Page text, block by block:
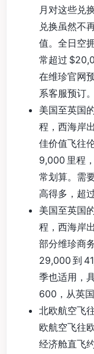
月对这些兑
兑换虽然不
值。全日空
常超过
在维珍官网
系客服预订。
美国至英国
程，西海岸
佳价值飞往
9,000 里程
常划算。需
高得多，超
美国至英国
程，西海岸
部分维珍商
29,000 到
季也适用，
600，从英
北欧航空飞
欧航空飞往
经济舱直飞